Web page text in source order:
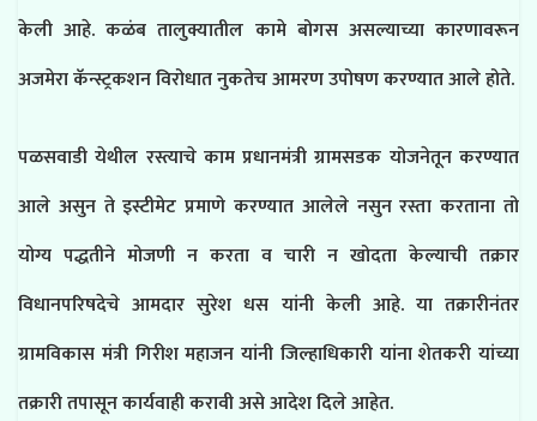
केली आहे. कळंब तालुक्यातील कामे बोगस असल्याच्या कारणावरून
अजमेरा कॅन्स्ट्रकशन विरोधात नुकतेच आमरण उपोषण करण्यात आले होते.
पळसवाडी येथील रस्त्याचे काम प्रधानमंत्री ग्रामसडक योजनेतून करण्यात
आले असुन ते इस्टीमेट प्रमाणे करण्यात आलेले नसुन रस्ता करताना तो
योग्य पद्धतीने मोजणी न करता व चारी न खोदता केल्याची तक्रार
विधानपरिषदेचे आमदार सुरेश धस यांनी केली आहे. या तक्रारीनंतर
ग्रामविकास मंत्री गिरीश महाजन यांनी जिल्हाधिकारी यांना शेतकरी यांच्या
तक्रारी तपासून कार्यवाही करावी असे आदेश दिले आहेत.